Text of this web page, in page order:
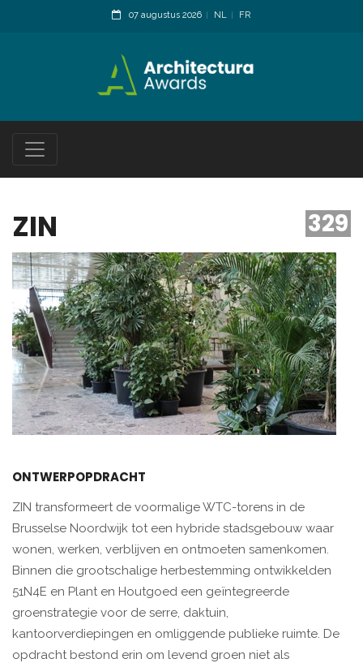
07 augustus 2026 NL FR
ZIN 329
ONTWERPOPDRACHT
ZIN transformeert de voormalige WTC-torens in de
Brusselse Noordwijk tot een hybride stadsgebouw waar
wonen, werken, verblijven en ontmoeten samenkomen.
Binnen die grootschalige herbestemming ontwikkelden
51N4E en Plant en Houtgoed een geïntegreerde
groenstrategie voor de serre, daktuin,
kantoorverdiepingen en omliggende publieke ruimte. De
opdracht bestond erin om levend groen niet als